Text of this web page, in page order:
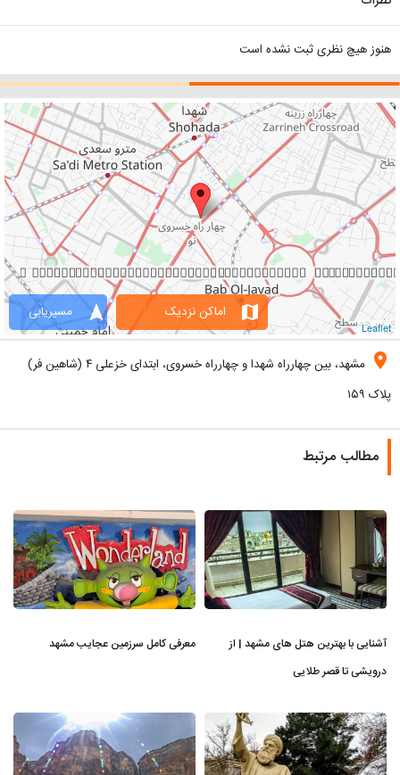
هنوز هیچ نظری ثبت نشده است
Leaflet
navigation مسیریابی map اماکن نزدیک
location_on
مشهد، بین چهارراه شهدا و چهارراه خسروی، ابتدای خزعلی ۴ (شاهین فر)
پلاک ۱۵۹
مطالب مرتبط
آشنایی با بهترین هتل های مشهد | از
درویشی تا قصر طلایی
معرفی کامل سرزمین عجایب مشهد